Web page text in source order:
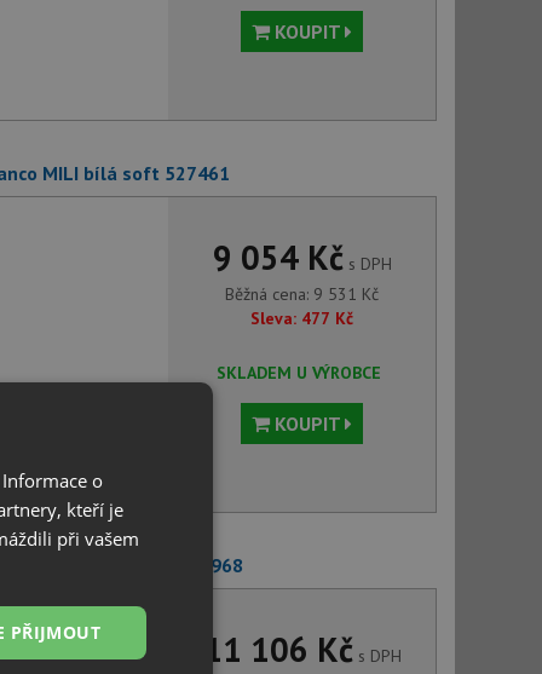
KOUPIT
MILI bílá soft 527461
9 054 Kčs DPH
Běžná cena: 9 531 Kč
Sleva: 477 Kč
SKLADEM U VÝROBCE
KOUPIT
MIDA-S bílá soft 526968
11 106 Kčs DPH
o
kteří je
při vašem
PŘIJMOUT